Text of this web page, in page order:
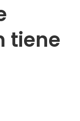
tiene